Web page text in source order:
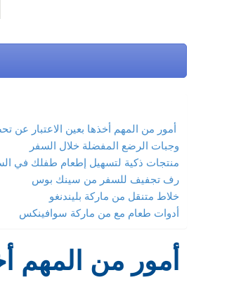
أمور من المهم أخذها بعين الاعتبار عن
وجبات الرضع المفضلة خلال السفر
منتجات ذكية لتسهيل إطعام طفلك في
رف تجفيف للسفر من سينك بوس
خلاط متنقل من ماركة بليندنغو
أدوات طعام مع من ماركة سوافينكس
أمور من المهم